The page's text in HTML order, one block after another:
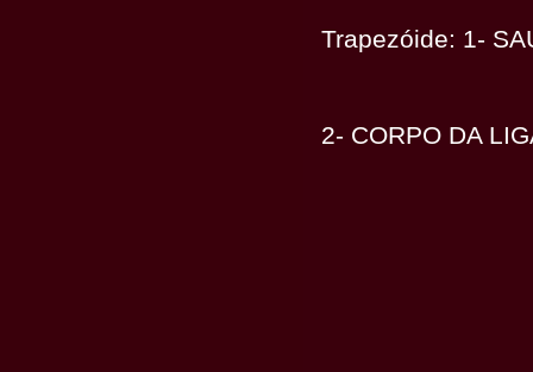
Trapezóide: 1-
2- CORPO DA